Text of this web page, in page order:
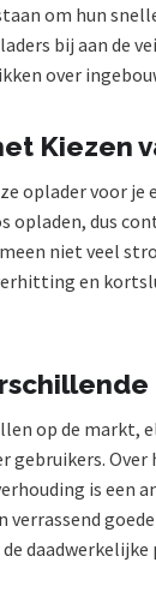
om hun
bij aan de
over
Kiezen
oplader voor
opladen, dus
niet veel
en
op de markt,
gebruikers.
is een
daadwerkelijke